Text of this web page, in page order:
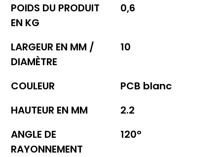
POIDS DU PRODUIT
EN KG
0,6
LARGEUR EN MM /
DIAMÈTRE
10
COULEUR
PCB blanc
HAUTEUR EN MM
2.2
ANGLE DE
RAYONNEMENT
120°